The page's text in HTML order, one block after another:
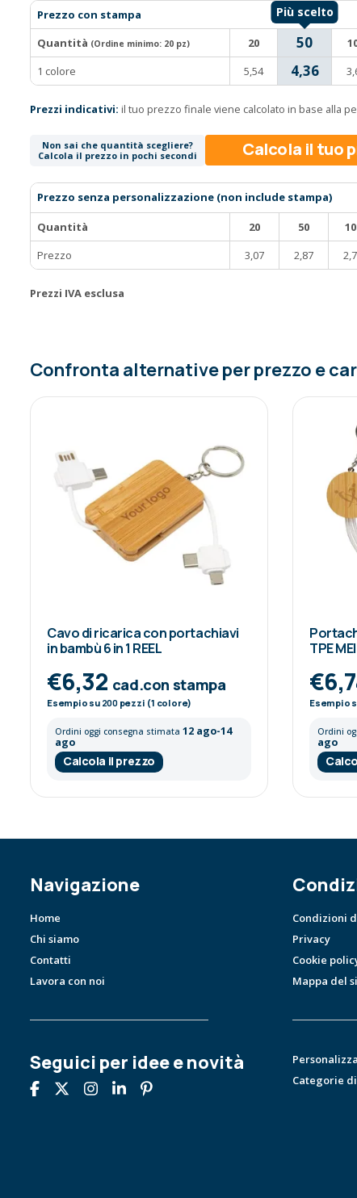
Prezzo con stampa
Quantità (Ordine minimo: 20 pz) 20 50
1 colore
5,54 4,36
Prezzi indicativi: il tuo prezzo finale viene calcolato in base alla
Non sai che quantità scegliere?
Calcola il prezzo in pochi secondi
Calcola il tuo
Prezzo senza personalizzazione (non include stampa)
Quantità
20 50
Prezzo
3,07 2,87
Prezzi IVA esclusa
Confronta alternative per prezzo e
Cavo di ricarica con portachiavi
in bambù 6 in 1 REEL
€6,32 cad.con stampa
Esempio su 200pezzi (1 colore)
Ordini oggi consegna stimata 12 ago-14
ago
Calcola il prezzo
TPE MEI
Esempio
Ordini
ago
Navigazione
Home
Chi siamo
Contatti
Lavora con noi
Seguici per idee e novità
Condizioni
Privacy
Cookie
Mappa del
Categorie